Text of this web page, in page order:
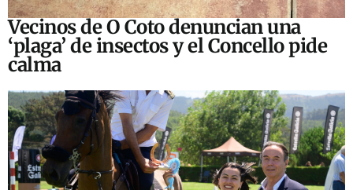
Vecinos de O Coto denuncian una
‘plaga’ de insectos y el Concello pide
calma